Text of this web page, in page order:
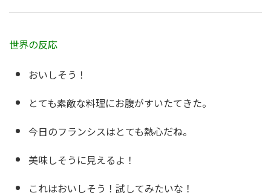
世界の反応
おいしそう！
とても素敵な料理にお腹がすいたてきた。
今日のフランシスはとても熱心だね。
美味しそうに見えるよ！
これはおいしそう！試してみたいな！